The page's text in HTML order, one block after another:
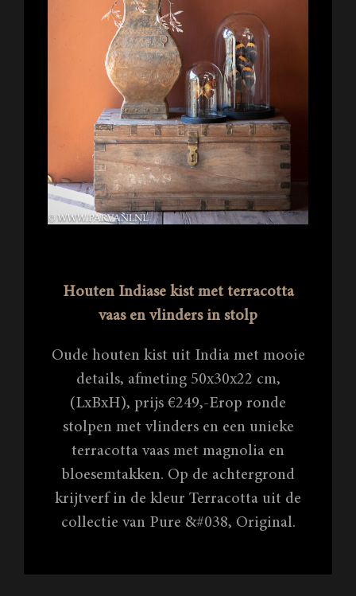
Houten Indiase kist met terracotta
vaas en vlinders in stolp
Oude houten kist uit India met mooie
details, afmeting 50x30x22 cm,
(LxBxH), prijs €249,-Erop ronde
stolpen met vlinders en een unieke
terracotta vaas met magnolia en
bloesemtakken. Op de achtergrond
krijtverf in de kleur Terracotta uit de
collectie van Pure &#038, Original.